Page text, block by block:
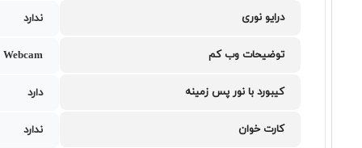
درایو نوری ندارد
توضیحات وب کم
کیبورد با نور پس زمینه دارد
کارت خوان ندارد